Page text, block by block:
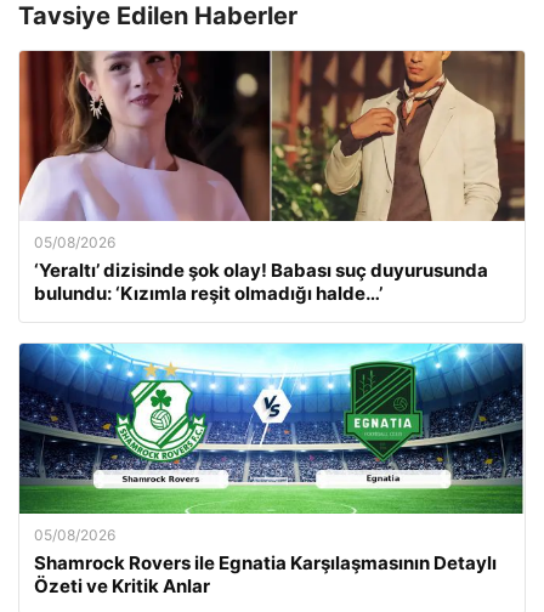
Tavsiye Edilen Haberler
05/08/2026
‘Yeraltı’ dizisinde şok olay! Babası suç duyurusunda
bulundu: ‘Kızımla reşit olmadığı halde…’
05/08/2026
Shamrock Rovers ile Egnatia Karşılaşmasının Detaylı
Özeti ve Kritik Anlar